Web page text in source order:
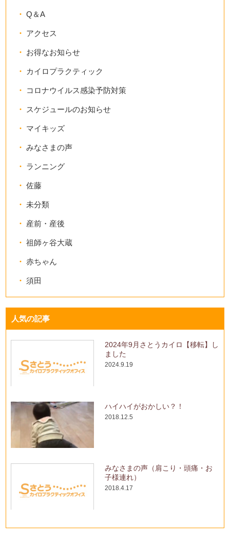
Q＆A
アクセス
お得なお知らせ
カイロプラクティック
コロナウイルス感染予防対策
スケジュールのお知らせ
マイキッズ
みなさまの声
ランニング
佐藤
未分類
産前・産後
祖師ヶ谷大蔵
赤ちゃん
須田
人気の記事
2024年9月さとうカイロ【移転】し
ました
2024.9.19
ハイハイがおかしい？！
2018.12.5
みなさまの声（肩こり・頭痛・お
子様連れ）
2018.4.17